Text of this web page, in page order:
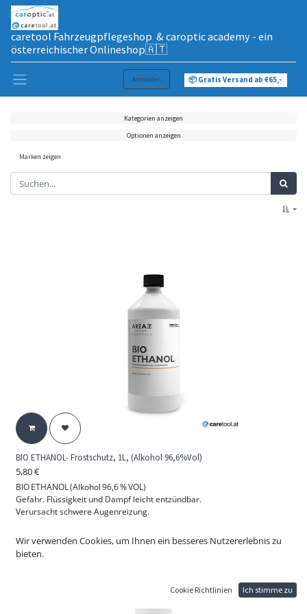
caretool Fahrzeugpflegeshop & caroptic academy - ein
österreichischer Onlineshop🇦🇹
Anmelden 📦 Gratis Versand ab €65,-
Kategorien anzeigen
Optionen anzeigen
Marken zeigen
BIO ETHANOL- Frostschutz, 1L, (Alkohol 96,6%Vol)
5,80€
BIO ETHANOL (Alkohol 96,6 % VOL)
Gefahr. Flüssigkeit und Dampf leicht entzündbar.
Verursacht schwere Augenreizung.
Von Hitze, heißen Oberflächen, Funken, offenen Flammen und anderen
Zündquellen
fernhalten.
BEI BERÜHRUNG MIT DER HAUT (oder dem Haar): Alle kontaminierten
Kleidungsstücke sofort ausziehen. Haut mit Wasser abwaschen [oder
Wir verwenden Cookies, um Ihnen ein besseres Nutzererlebnis zu
bieten.
Cookie Richtlinien Ich stimme zu